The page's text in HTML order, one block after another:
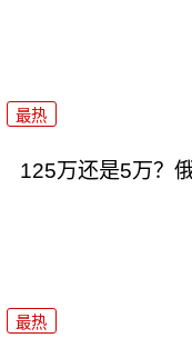
最热
125万还是5万？
最热